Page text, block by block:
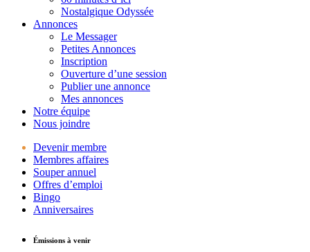
Nostalgique Odyssée
Annonces
Le Messager
Petites Annonces
Inscription
Ouverture d’une session
Publier une annonce
Mes annonces
Notre équipe
Nous joindre
Devenir membre
Membres affaires
Souper annuel
Offres d’emploi
Bingo
Anniversaires
Émissions à venir